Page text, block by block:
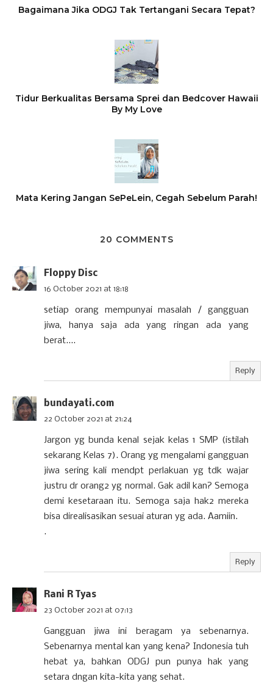
Bagaimana Jika ODGJ Tak Tertangani Secara Tepat?
Tidur Berkualitas Bersama Sprei dan Bedcover Hawaii
By My Love
Mata Kering Jangan SePeLein, Cegah Sebelum Parah!
20 COMMENTS
Floppy Disc
16 October 2021 at 18:18
setiap orang mempunyai masalah / gangguan
jiwa, hanya saja ada yang ringan ada yang
berat....
Reply
bundayati.com
22 October 2021 at 21:24
Jargon yg bunda kenal sejak kelas 1 SMP (istilah
sekarang Kelas 7). Orang yg mengalami gangguan
jiwa sering kali mendpt perlakuan yg tdk wajar
justru dr orang2 yg normal. Gak adil kan? Semoga
demi kesetaraan itu. Semoga saja hak2 mereka
bisa direalisasikan sesuai aturan yg ada. Aamiin.
.
Reply
Rani R Tyas
23 October 2021 at 07:13
Gangguan jiwa ini beragam ya sebenarnya.
Sebenarnya mental kan yang kena? Indonesia tuh
hebat ya, bahkan ODGJ pun punya hak yang
setara dngan kita-kita yang sehat.